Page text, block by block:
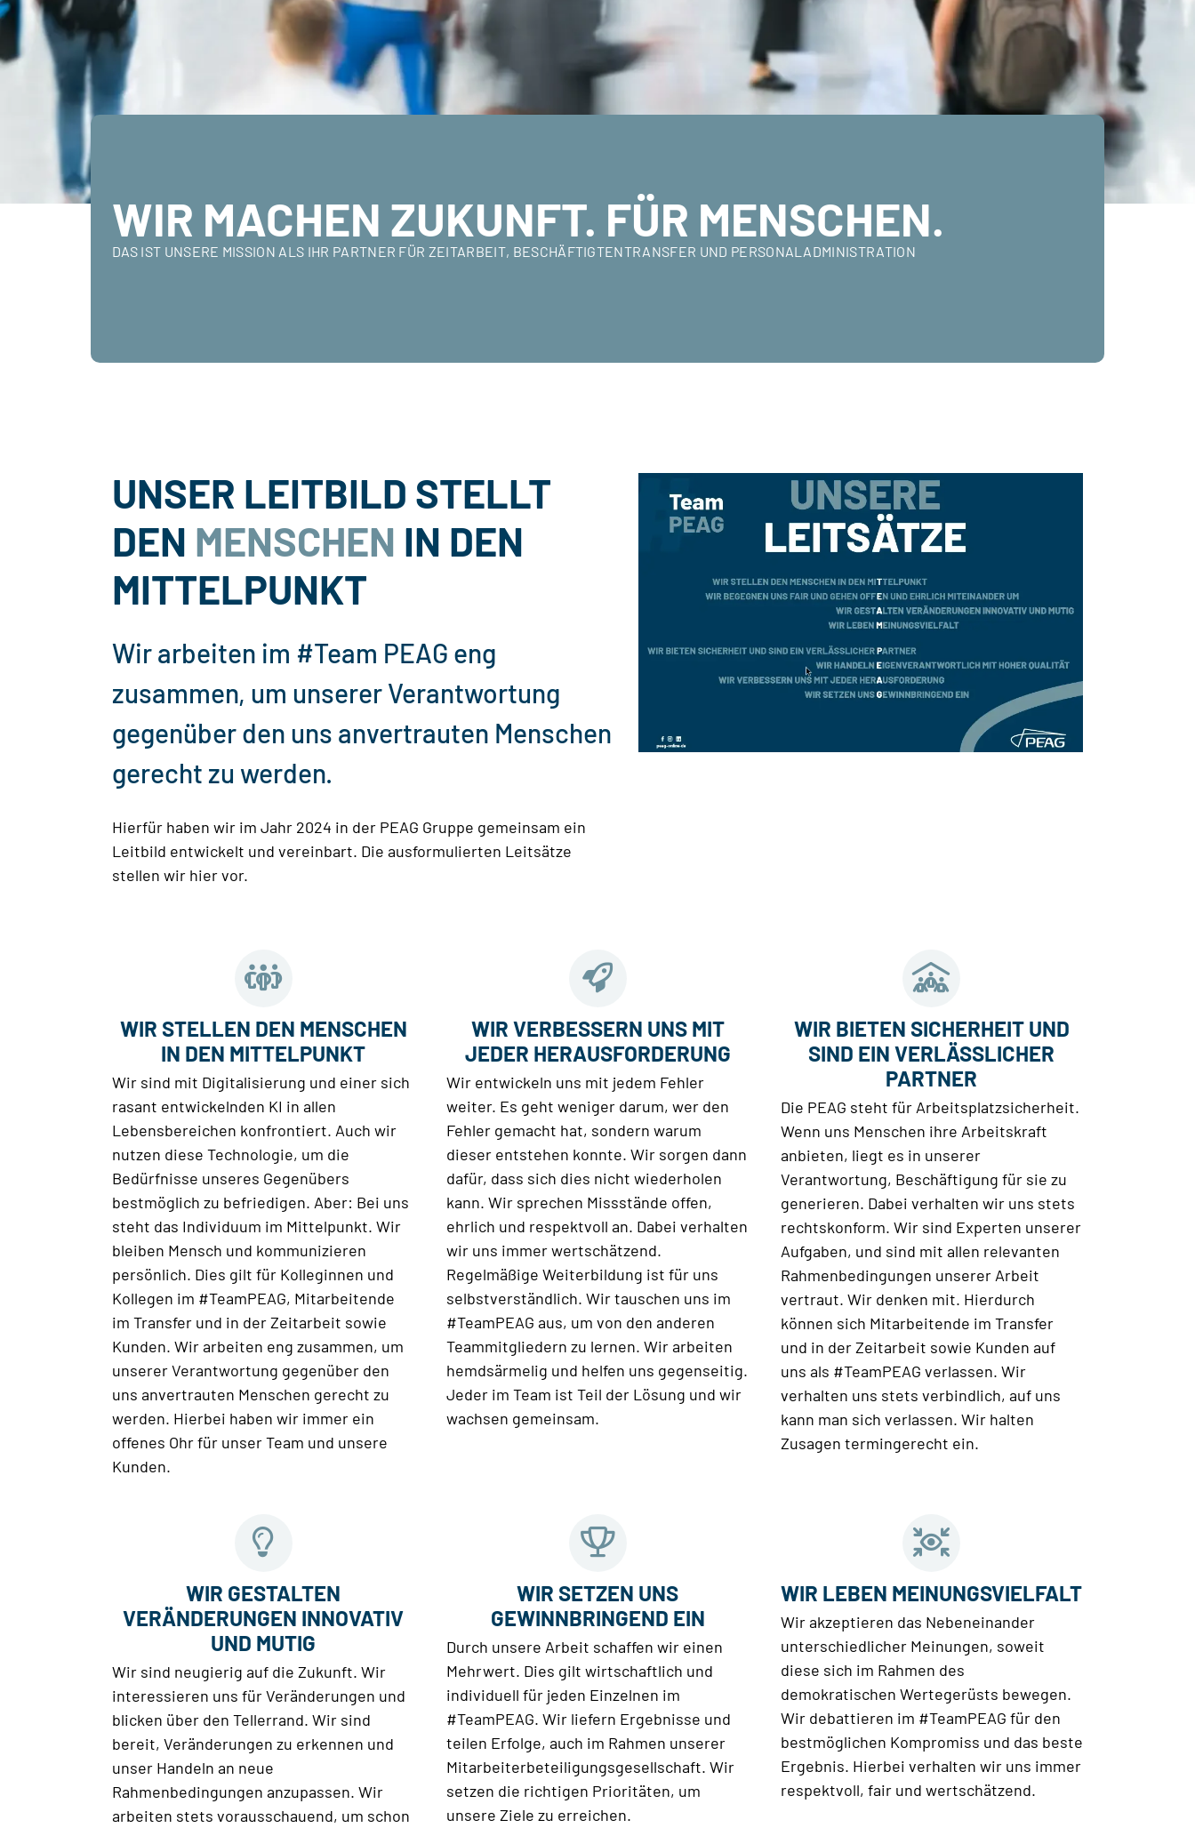
WIR MACHEN ZUKUNFT. FÜR MENSCHEN.
DAS IST UNSERE MISSION ALS IHR PARTNER FÜR ZEITARBEIT, BESCHÄFTIGTENTRANSFER UND PERSONALADMINISTRATION
UNSER LEITBILD STELLT
DEN MENSCHEN IN DEN
MITTELPUNKT
Wir arbeiten im #Team PEAG eng
zusammen, um unserer Verantwortung
gegenüber den uns anvertrauten Menschen
gerecht zu werden.
Hierfür haben wir im Jahr 2024 in der PEAG Gruppe gemeinsam ein
Leitbild entwickelt und vereinbart. Die ausformulierten Leitsätze
stellen wir hier vor.
WIR STELLEN DEN MENSCHEN
IN DEN MITTELPUNKT
Wir sind mit Digitalisierung und einer sich
rasant entwickelnden KI in allen
Lebensbereichen konfrontiert. Auch wir
nutzen diese Technologie, um die
Bedürfnisse unseres Gegenübers
bestmöglich zu befriedigen. Aber: Bei uns
steht das Individuum im Mittelpunkt. Wir
bleiben Mensch und kommunizieren
persönlich. Dies gilt für Kolleginnen und
Kollegen im #TeamPEAG, Mitarbeitende
im Transfer und in der Zeitarbeit sowie
Kunden. Wir arbeiten eng zusammen, um
unserer Verantwortung gegenüber den
uns anvertrauten Menschen gerecht zu
werden. Hierbei haben wir immer ein
offenes Ohr für unser Team und unsere
Kunden.
WIR VERBESSERN UNS MIT
JEDER HERAUSFORDERUNG
Wir entwickeln uns mit jedem Fehler
weiter. Es geht weniger darum, wer den
Fehler gemacht hat, sondern warum
dieser entstehen konnte. Wir sorgen dann
dafür, dass sich dies nicht wiederholen
kann. Wir sprechen Missstände offen,
ehrlich und respektvoll an. Dabei verhalten
wir uns immer wertschätzend.
Regelmäßige Weiterbildung ist für uns
selbstverständlich. Wir tauschen uns im
#TeamPEAG aus, um von den anderen
Teammitgliedern zu lernen. Wir arbeiten
hemdsärmelig und helfen uns gegenseitig.
Jeder im Team ist Teil der Lösung und wir
wachsen gemeinsam.
WIR BIETEN SICHERHEIT UND
SIND EIN VERLÄSSLICHER
PARTNER
Die PEAG steht für Arbeitsplatzsicherheit.
Wenn uns Menschen ihre Arbeitskraft
anbieten, liegt es in unserer
Verantwortung, Beschäftigung für sie zu
generieren. Dabei verhalten wir uns stets
rechtskonform. Wir sind Experten unserer
Aufgaben, und sind mit allen relevanten
Rahmenbedingungen unserer Arbeit
vertraut. Wir denken mit. Hierdurch
können sich Mitarbeitende im Transfer
und in der Zeitarbeit sowie Kunden auf
uns als #TeamPEAG verlassen. Wir
verhalten uns stets verbindlich, auf uns
kann man sich verlassen. Wir halten
Zusagen termingerecht ein.
WIR GESTALTEN
VERÄNDERUNGEN INNOVATIV
UND MUTIG
Wir sind neugierig auf die Zukunft. Wir
interessieren uns für Veränderungen und
blicken über den Tellerrand. Wir sind
bereit, Veränderungen zu erkennen und
unser Handeln an neue
Rahmenbedingungen anzupassen. Wir
arbeiten stets vorausschauend, um schon
WIR SETZEN UNS
GEWINNBRINGEND EIN
Durch unsere Arbeit schaffen wir einen
Mehrwert. Dies gilt wirtschaftlich und
individuell für jeden Einzelnen im
#TeamPEAG. Wir liefern Ergebnisse und
teilen Erfolge, auch im Rahmen unserer
Mitarbeiterbeteiligungsgesellschaft. Wir
setzen die richtigen Prioritäten, um
unsere Ziele zu erreichen.
WIR LEBEN MEINUNGSVIELFALT
Wir akzeptieren das Nebeneinander
unterschiedlicher Meinungen, soweit
diese sich im Rahmen des
demokratischen Wertegerüsts bewegen.
Wir debattieren im #TeamPEAG für den
bestmöglichen Kompromiss und das beste
Ergebnis. Hierbei verhalten wir uns immer
respektvoll, fair und wertschätzend.